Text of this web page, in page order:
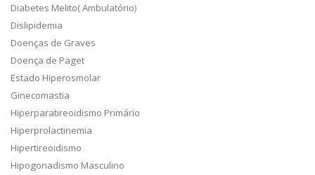
Diabetes Melito( Ambulatório)
Dislipidemia
Doenças de Graves
Doença de Paget
Estado Hiperosmolar
Ginecomastia
Hiperparatireoidismo Primário
Hiperprolactinemia
Hipertireoidismo
Hipogonadismo Masculino